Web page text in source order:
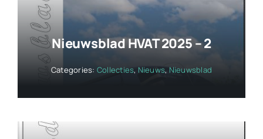
Nieuwsblad HVAT 2025 – 2
Categories: Collecties, Nieuws,Nieuwsblad